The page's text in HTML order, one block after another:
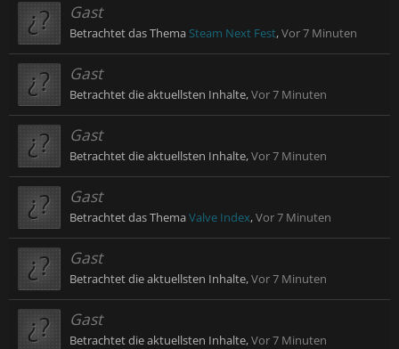
Gast
Betrachtet das Thema Steam Next Fest,Vor 7 Minuten
Gast
Betrachtet die aktuellsten Inhalte,Vor 7 Minuten
Gast
Betrachtet die aktuellsten Inhalte,Vor 7 Minuten
Gast
Betrachtet das ThemaValve Index,Vor 7 Minuten
Gast
Betrachtet die aktuellsten Inhalte,Vor 7 Minuten
Gast
Betrachtet die aktuellsten Inhalte,Vor 7 Minuten